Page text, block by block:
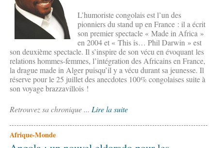
L’humoriste congolais est l’un des
pionniers du stand up en France : il a écrit
son premier spectacle « Made in Africa »
en 2004 et « This is… Phil Darwin » est
son deuxième spectacle. Il s’inspire de son vécu en évoquant les
relations hommes-femmes, l’intégration des Africains en France,
la drague made in Alger puisqu’il y a vécu durant sa jeunesse. Il
réserve pour le 25 juillet des anecdotes 100% congolaises suite à
son voyage brazzavillois !
Retrouvez sa chronique ... Lire la suite
Afrique-Monde